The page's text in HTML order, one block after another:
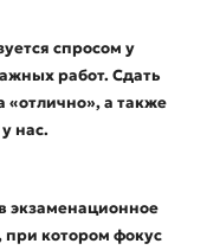
спросом у
работ. Сдать
а также
нас.
экзаменационное
котором фокус